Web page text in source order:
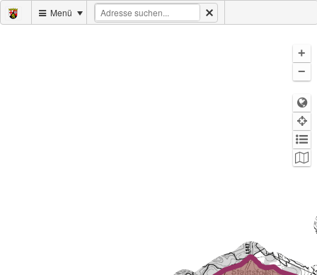
+
−
Menü